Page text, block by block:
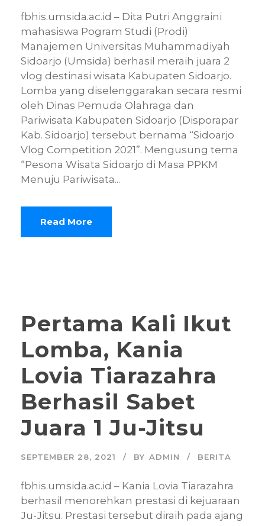
fbhis.umsida.ac.id – Dita Putri Anggraini
mahasiswa Pogram Studi (Prodi)
Manajemen Universitas Muhammadiyah
Sidoarjo (Umsida) berhasil meraih juara 2
vlog destinasi wisata Kabupaten Sidoarjo.
Lomba yang diselenggarakan secara resmi
oleh Dinas Pemuda Olahraga dan
Pariwisata Kabupaten Sidoarjo (Disporapar
Kab. Sidoarjo) tersebut bernama “Sidoarjo
Vlog Competition 2021”. Mengusung tema
“Pesona Wisata Sidoarjo di Masa PPKM
Menuju Pariwisata...
Read More
Pertama Kali Ikut
Lomba, Kania
Lovia Tiarazahra
Berhasil Sabet
Juara 1 Ju-Jitsu
SEPTEMBER 28, 2021 BY ADMIN BERITA
fbhis.umsida.ac.id – Kania Lovia Tiarazahra
berhasil menorehkan prestasi di kejuaraan
Ju-Jitsu. Prestasi tersebut diraih pada ajang